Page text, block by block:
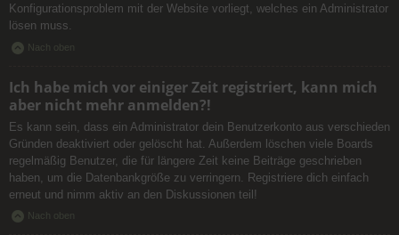
Konfigurationsproblem mit der Website vorliegt, welches ein Administrator
lösen muss.
Nach oben
Ich habe mich vor einiger Zeit registriert, kann mich
aber nicht mehr anmelden?!
Es kann sein, dass ein Administrator dein Benutzerkonto aus verschieden
Gründen deaktiviert oder gelöscht hat. Außerdem löschen viele Boards
regelmäßig Benutzer, die für längere Zeit keine Beiträge geschrieben
haben, um die Datenbankgröße zu verringern. Registriere dich einfach
erneut und nimm aktiv an den Diskussionen teil!
Nach oben